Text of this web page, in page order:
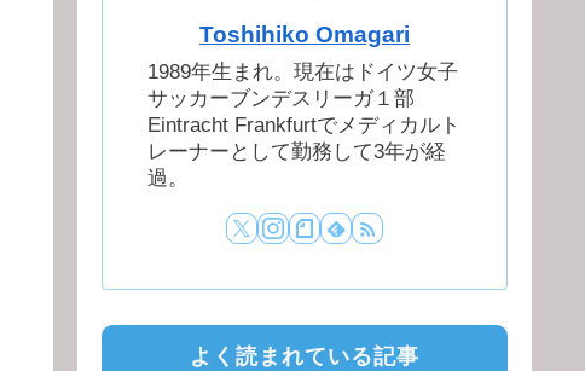
Toshihiko Omagari
1989年生まれ。現在はドイツ女子
サッカーブンデスリーガ１部
Eintracht Frankfurtでメディカルト
レーナーとして勤務して3年が経
過。
よく読まれている記事